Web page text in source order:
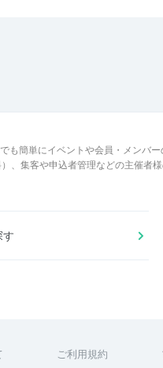
も簡単にイベントや会員・メンバ
、集客や申込者管理などの主催者
す
ご利用規約